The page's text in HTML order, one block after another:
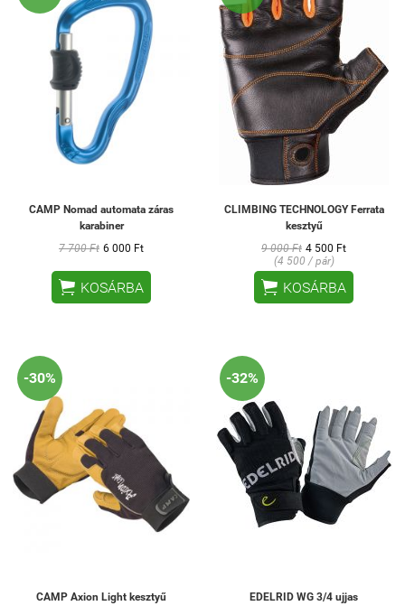
CAMP Nomad automata záras
karabiner
7 700 Ft 6 000 Ft
 KOSÁRBA
CLIMBING TECHNOLOGY Ferrata
kesztyű
9 000 Ft 4 500 Ft
(4 500 / pár)
 KOSÁRBA
-30%
CAMP Axion Light kesztyű
-32%
EDELRID WG 3/4 ujjas